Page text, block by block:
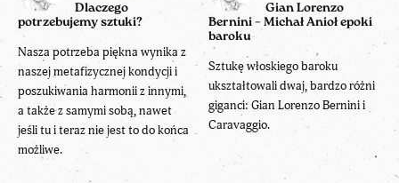
Dlaczego
potrzebujemy sztuki?
Nasza potrzeba piękna wynika z
naszej metafizycznej kondycji i
poszukiwania harmonii z innymi,
a także z samymi sobą, nawet
jeśli tu i teraz nie jest to do końca
możliwe.
Gian Lorenzo
Bernini – Michał Anioł epoki
baroku
Sztukę włoskiego baroku
ukształtowali dwaj, bardzo różni
giganci: Gian Lorenzo Bernini i
Caravaggio.